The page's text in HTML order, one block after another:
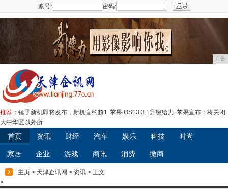
账号: 密码:
广告
推荐： 锤子新机即将发布，新机盲约超1 苹果iOS13.3.1升级给力 苹果宣布：将关闭
大中华区以外所
首页 资讯 财经 汽车 娱乐 科技 时尚
家居 企业 游戏 商讯 消费 微商
主页 > 天津企讯网 > 资讯 > 正文
>